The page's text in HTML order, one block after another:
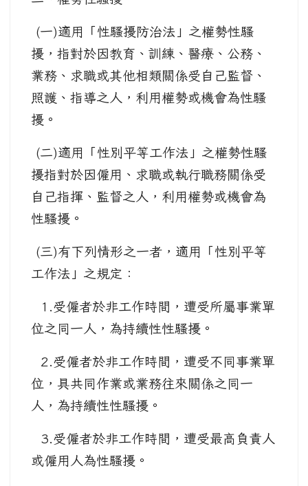
(一)適用「性騷擾防治法」之權勢性騷
擾，指對於因教育、訓練、醫療、公務、
業務、求職或其他相類關係受自己監督、
照護、指導之人，利用權勢或機會為性騷
擾。
(二)適用「性別平等工作法」之權勢性騷
擾指對於因僱用、求職或執行職務關係受
自己指揮、監督之人，利用權勢或機會為
性騷擾。
(三)有下列情形之一者，適用「性別平等
工作法」之規定：
1.受僱者於非工作時間，遭受所屬事業單
位之同一人，為持續性性騷擾。
2.受僱者於非工作時間，遭受不同事業單
位，具共同作業或業務往來關係之同一
人，為持續性性騷擾。
3.受僱者於非工作時間，遭受最高負責人
或僱用人為性騷擾。